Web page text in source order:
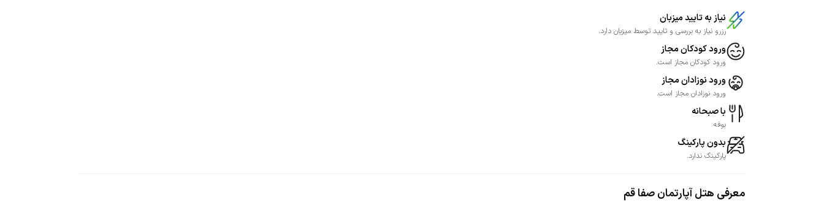
نیاز به تایید میزبان
رزرو نیاز به بررسی و تایید توسط میزبان دارد.
ورود کودکان مجاز
ورود کودکان مجاز است.
ورود نوزادان مجاز
ورود نوزادان مجاز است.
با صبحانه
بوفه
بدون پارکینگ
پارکینگ ندارد.
معرفی هتل آپارتمان صفا قم